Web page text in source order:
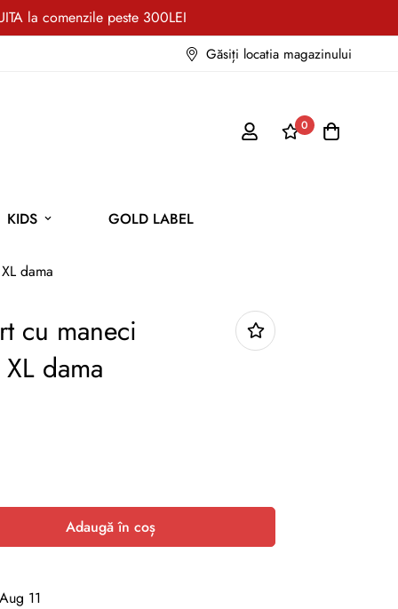
la comenzile peste 300LEI
Găsiți locatia magazinului
0
KIDS GOLD LABEL
dama
cu maneci
dama
Adaugă în coș
11